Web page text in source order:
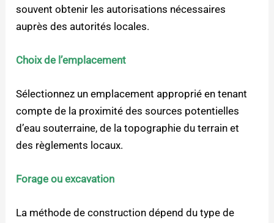
souvent obtenir les autorisations nécessaires
auprès des autorités locales.
Choix de l’emplacement
Sélectionnez un emplacement approprié en tenant
compte de la proximité des sources potentielles
d’eau souterraine, de la topographie du terrain et
des règlements locaux.
Forage ou excavation
La méthode de construction dépend du type de